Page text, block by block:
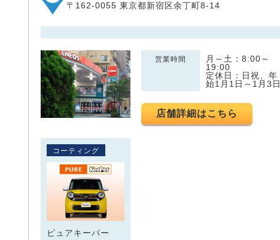
〒162-0055 東京都新宿区余丁町8-14
営業時間
月～土：8:00～
19:00
定休日：日祝、年
始1月1日～1月3日
店舗詳細はこちら
コーティング
ピュアキーパー